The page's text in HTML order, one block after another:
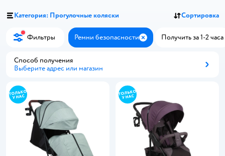
Категория: Прогулочные коляски Сортировка
Фильтры Ремни безопасности ЗакрытьПолучить за 1-2 часа
Способ получения
Выберите адрес или магазин